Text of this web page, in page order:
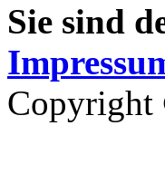
Sie sind
Copyright